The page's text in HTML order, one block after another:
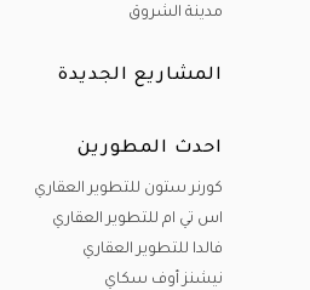
مدينة الشروق
المشاريع الجديدة
احدث المطورين
كورنر ستون للتطوير العقاري
اس تي ام للتطوير العقاري
فالدا للتطوير العقاري
نيشنز أوف سكاي